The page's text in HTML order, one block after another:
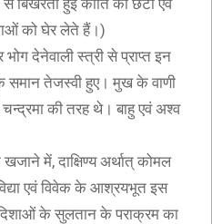
को घेर लेते हैं।)
देनेवाली स्त्री से प्राप्त इन
समान तेजस्वी हुए। मुख के वाणी
की तरह थे। बाहु एवं अश्व
में, दाक्षिण्य अर्थात् कोमल
एवं विवेक के आश्रयभूत इस
दिशाओं के सुलतान के पराक्रम का